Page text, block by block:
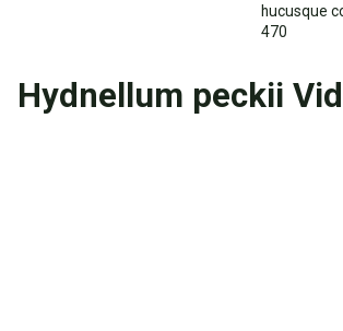
hucusque
470
Hydnellum peckii